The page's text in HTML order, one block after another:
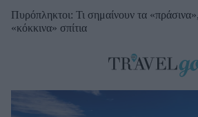
Πυρόπληκτοι: Τι σημαίνουν τα «πράσινα»,
«κόκκινα» σπίτια